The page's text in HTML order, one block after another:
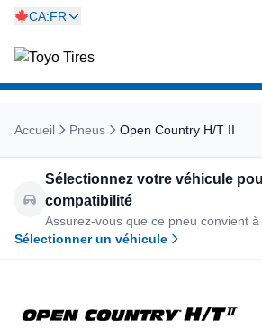
CA:FR
Accueil Pneus Open Country H/T II
Sélectionnez votre véhicule
compatibilité
Assurez-vous que ce pneu convient
Sélectionner un véhicule